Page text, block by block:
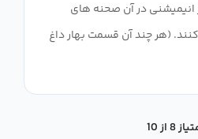
انیمیشنی در آن صحنه های
(هر چند آن قسمت بهار داغ
10